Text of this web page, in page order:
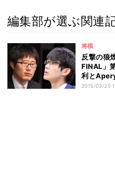
編集部が選ぶ関連
将棋
反撃の狼
FINAL」
利と
2015/03/20